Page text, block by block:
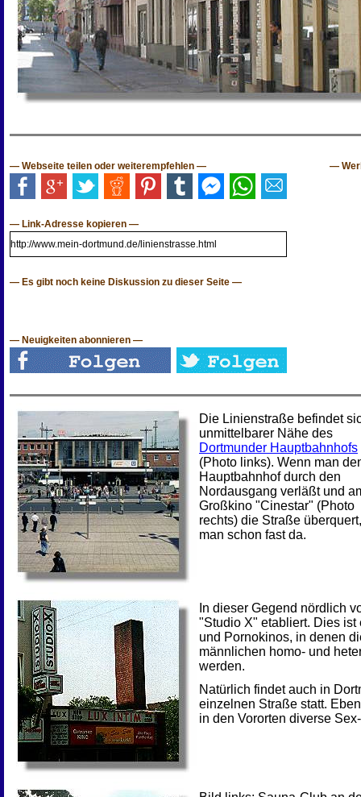
— Webseite teilen oder weiterempfehlen — —
— Link-Adresse kopieren —
— Es gibt noch keine Diskussion zu dieser Seite —
— Neuigkeiten abonnieren —
Die Linienstraße befindet
unmittelbarer Nähe des
Dortmunder Hauptbahnhofs
(Photo links). Wenn man
Hauptbahnhof durch den
Nordausgang verläßt und
Großkino "Cinestar" (Photo
rechts) die Straße
man schon fast da.
In dieser Gegend nördlich
"Studio X" etabliert. Dies
und Pornokinos, in denen
männlichen homo- und
werden.
Natürlich findet auch in
einzelnen Straße statt.
in den Vororten diverse